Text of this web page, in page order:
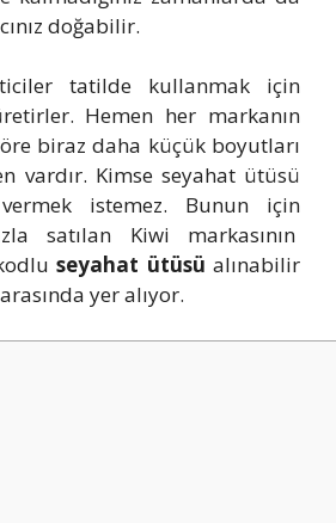
doğabilir.
tatilde kullanmak için
Hemen her markanın
biraz daha küçük boyutları
vardır. Kimse seyahat ütüsü
istemez. Bunun için
satılan Kiwi markasının
seyahat ütüsü alınabilir
yer alıyor.